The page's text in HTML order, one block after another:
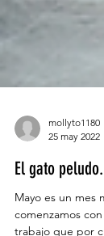
mollyto1180